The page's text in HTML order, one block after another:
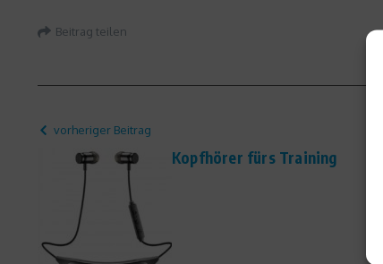
Beitrag teilen
vorheriger Beitrag
Kopfhörer fürs Training